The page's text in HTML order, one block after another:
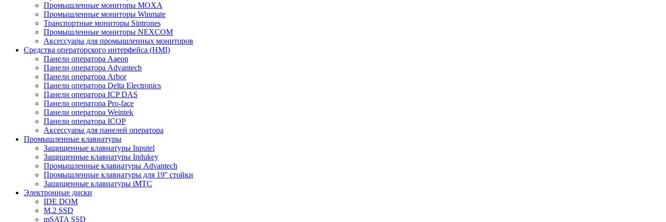
Промышленные мониторы MOXA
Промышленные мониторы Winmate
Транспортные мониторы Sintrones
Промышленные мониторы NEXCOM
Аксессуары для промышленных мониторов
Средства операторского интерфейса (HMI)
Панели оператора Aaeon
Панели оператора Advantech
Панели оператора Arbor
Панели оператора Delta Electronics
Панели оператора ICP DAS
Панели оператора Pro-face
Панели оператора Weintek
Панели оператора ICOP
Аксессуары для панелей оператора
Промышленные клавиатуры
Защищенные клавиатуры Inputel
Защищенные клавиатуры Indukey
Промышленные клавиатуры Advantech
Промышленные клавиатуры для 19'' стойки
Защищенные клавиатуры iMTC
Электронные диски
IDE DOM
M.2 SSD
mSATA SSD